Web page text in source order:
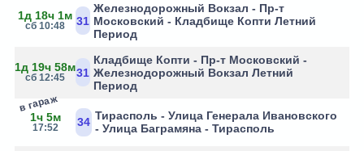
1д 18ч 1м
сб 10:48 31
Железнодорожный Вокзал - Пр-т
Московский - Кладбище Копти Летний
Период
1д 19ч 58м
сб 12:45 31
Кладбище Копти - Пр-т Московский -
Железнодорожный Вокзал Летний
Период
1ч 5м
17:52
в гараж
34 Тирасполь - Улица Генерала Ивановского
- Улица Баграмяна - Тирасполь